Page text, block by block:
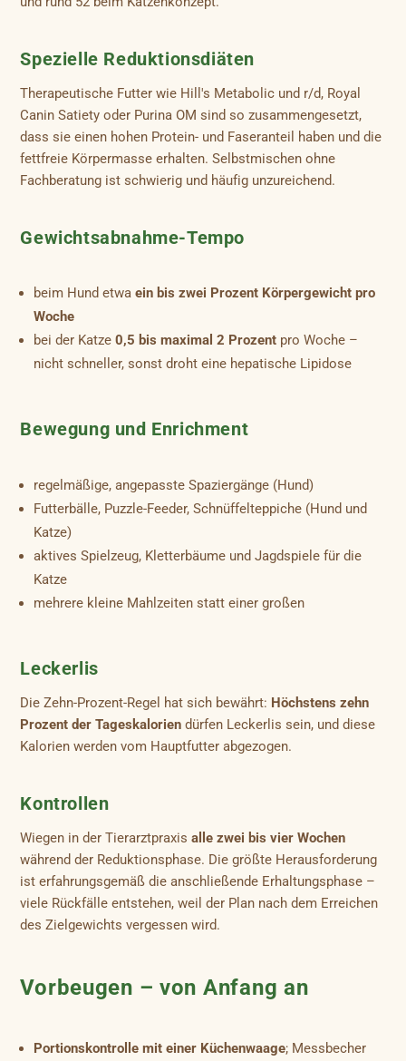
Spezielle Reduktionsdiäten
Therapeutische Futter wie Hill's Metabolic und r/d, Royal
Canin Satiety oder Purina OM sind so zusammengesetzt,
dass sie einen hohen Protein- und Faseranteil haben und die
fettfreie Körpermasse erhalten. Selbstmischen ohne
Fachberatung ist schwierig und häufig unzureichend.
Gewichtsabnahme-Tempo
beim Hund etwaein bis zwei Prozent Körpergewicht pro
Woche
bei der Katze0,5 bis maximal 2 Prozent pro Woche –
nicht schneller, sonst droht eine hepatische Lipidose
Bewegung und Enrichment
regelmäßige, angepasste Spaziergänge (Hund)
Futterbälle, Puzzle-Feeder, Schnüffelteppiche (Hund und
Katze)
aktives Spielzeug, Kletterbäume und Jagdspiele für die
Katze
mehrere kleine Mahlzeiten statt einer großen
Leckerlis
Die Zehn-Prozent-Regel hat sich bewährt: Höchstens zehn
Prozent der Tageskalorien dürfen Leckerlis sein, und diese
Kalorien werden vom Hauptfutter abgezogen.
Kontrollen
Wiegen in der Tierarztpraxisalle zwei bis vier Wochen
während der Reduktionsphase. Die größte Herausforderung
ist erfahrungsgemäß die anschließende Erhaltungsphase –
viele Rückfälle entstehen, weil der Plan nach dem Erreichen
des Zielgewichts vergessen wird.
Vorbeugen – von Anfang an
Portionskontrolle mit einer Küchenwaage; Messbecher